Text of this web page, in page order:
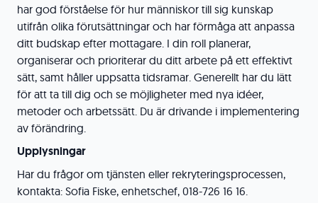
har god förståelse för hur människor till sig kunskap
utifrån olika förutsättningar och har förmåga att anpassa
ditt budskap efter mottagare. I din roll planerar,
organiserar och prioriterar du ditt arbete på ett effektivt
sätt, samt håller uppsatta tidsramar. Generellt har du lätt
för att ta till dig och se möjligheter med nya idéer,
metoder och arbetssätt. Du är drivande i implementering
av förändring.
Upplysningar
Har du frågor om tjänsten eller rekryteringsprocessen,
kontakta: Sofia Fiske, enhetschef, 018-726 16 16.